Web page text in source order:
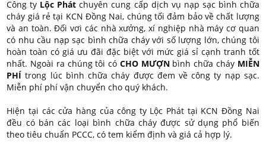
Công ty Lộc Phát chuyên cung cấp dịch vụ nạp sạc bình chữa
cháy giá rẻ tại KCN Đồng Nai, chúng tối đảm bảo về chất lượng
và an toàn. Đối vơi các nhà xưởng, xí nghiệp nhà máy cơ quan
có nhu cầu nạp sạc bình chữa cháy với số lượng lớn, chúng tôi
hoàn toàn có giá ưu đãi đặc biệt với mức giá sỉ cạnh tranh tốt
nhất. Ngoài ra chúng tôi có CHO MƯỢNbình chữa cháy MIỄN
PHÍtrong lúc bình chữa cháy được đem về công ty nạp sạc.
Miễn phí phí vận chuyển cho quý khách.
Hiện tại các cửa hàng của công ty Lộc Phát tại KCN Đồng Nai
đều có bán các loại bình chữa cháy được sử dụng phổ biến
theo tiêu chuẩn PCCC, có tem kiểm định và giá cả hợp lý.